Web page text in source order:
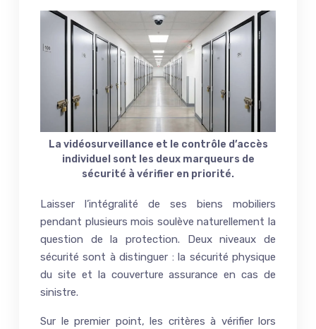
La vidéosurveillance et le contrôle d’accès
individuel sont les deux marqueurs de
sécurité à vérifier en priorité.
Laisser l’intégralité de ses biens mobiliers
pendant plusieurs mois soulève naturellement la
question de la protection. Deux niveaux de
sécurité sont à distinguer : la sécurité physique
du site et la couverture assurance en cas de
sinistre.
Sur le premier point, les critères à vérifier lors